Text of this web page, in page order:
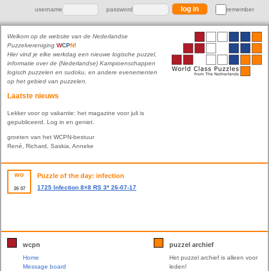
username password remember
Welkom op de website van de Nederlandse
Puzzelvereniging WCPN!
Hier vind je elke werkdag een nieuwe logische puzzel,
informatie over de (Nederlandse) Kampioenschappen
logisch puzzelen en sudoku, en andere evenementen
op het gebied van puzzelen.
Laatste nieuws
Lekker voor op vakantie: het magazine voor juli is
gepubliceerd. Log in en geniet.
groeten van het WCPN-bestuur
René, Richard, Saskia, Anneke
wo
26 07
Puzzle of the day: infection
1725 Infection 8×8 RS 3* 26-07-17
wcpn
Home
Message board
puzzel archief
Het puzzel archief is alleen voor
leden!